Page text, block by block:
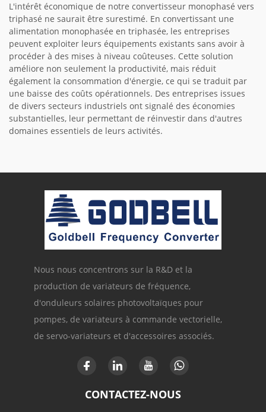
L'intérêt économique de notre convertisseur monophasé vers
triphasé ne saurait être surestimé. En convertissant une
alimentation monophasée en triphasée, les entreprises
peuvent exploiter leurs équipements existants sans avoir à
procéder à des mises à niveau coûteuses. Cette solution
améliore non seulement la productivité, mais réduit
également la consommation d'énergie, ce qui se traduit par
une baisse des coûts opérationnels. Des entreprises issues
de divers secteurs industriels ont signalé des économies
substantielles, leur permettant de réinvestir dans d'autres
domaines essentiels de leurs activités.
Nous nous concentrons sur la R&D et la
production de variateurs de fréquence,
d'onduleurs solaires photovoltaïques pour
pompes, de variateurs à commande vectorielle,
de servo-variateurs et d'accessoires associés.
CONTACTEZ-NOUS